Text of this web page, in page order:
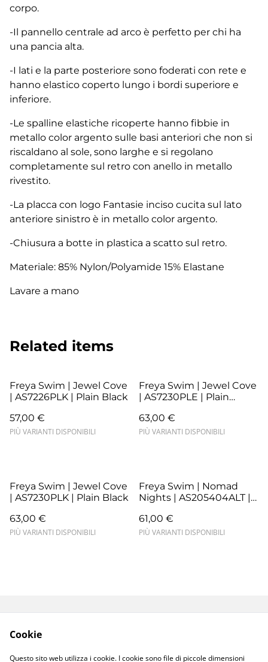
corpo.
-Il pannello centrale ad arco è perfetto per chi ha
una pancia alta.
-I lati e la parte posteriore sono foderati con rete e
hanno elastico coperto lungo i bordi superiore e
inferiore.
-Le spalline elastiche ricoperte hanno fibbie in
metallo color argento sulle basi anteriori che non si
riscaldano al sole, sono larghe e si regolano
completamente sul retro con anello in metallo
rivestito.
-La placca con logo Fantasie inciso cucita sul lato
anteriore sinistro è in metallo color argento.
-Chiusura a botte in plastica a scatto sul retro.
Materiale: 85% Nylon/Polyamide 15% Elastane
Lavare a mano
Related items
Freya Swim | Jewel Cove
| AS7226PLK | Plain Black
57,00 €
PIÙ VARIANTI DISPONIBILI
Freya Swim | Jewel Cove
| AS7230PLE | Plain
63,00 €
PIÙ VARIANTI DISPONIBILI
Freya Swim | Jewel Cove
| AS7230PLK | Plain Black
63,00 €
PIÙ VARIANTI DISPONIBILI
Freya Swim | Nomad
Nights | AS205404ALT |
61,00 €
PIÙ VARIANTI DISPONIBILI
Termini e Condizioni
Consegne
Cookie
Questo sito web utilizza i cookie. I cookie sono file di piccole dimensioni